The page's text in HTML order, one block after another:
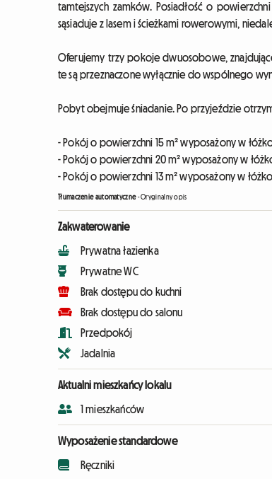
tamtejszych zamków. Posiadłość o
sąsiaduje z lasem i ścieżkami rowerowymi,
Oferujemy trzy pokoje dwuosobowe,
te są przeznaczone wyłącznie do wspólnego
Pobyt obejmuje śniadanie. Po przyjeździe
- Pokój o powierzchni 15 m² wyposażony w
- Pokój o powierzchni 20 m² wyposażony w
- Pokój o powierzchni 13 m² wyposażony w
Tłumaczenie automatyczne-Oryginalny opis
Zakwaterowanie
Prywatna łazienka
Prywatne WC
Brak dostępu do kuchni
Brak dostępu do salonu
Przedpokój
Jadalnia
Aktualni mieszkańcy lokalu
1 mieszkańców
Wyposażenie standardowe
Ręczniki